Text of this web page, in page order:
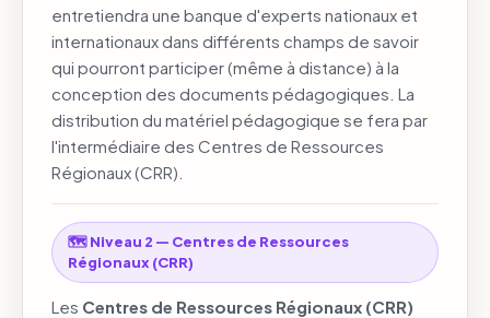
entretiendra une banque d'experts nationaux et
internationaux dans différents champs de savoir
qui pourront participer (même à distance) à la
conception des documents pédagogiques. La
distribution du matériel pédagogique se fera par
l'intermédiaire des Centres de Ressources
Régionaux (CRR).
🗺️ Niveau 2 — Centres de Ressources
Régionaux (CRR)
Les Centres de Ressources Régionaux (CRR)